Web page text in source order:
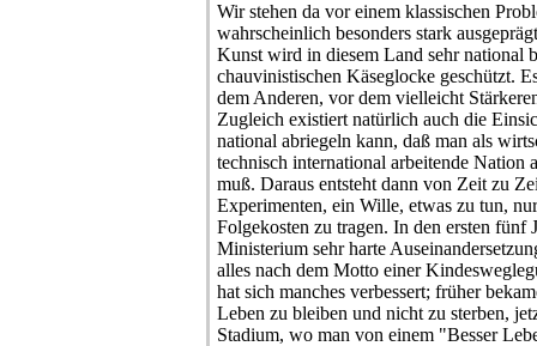
Wir stehen da vor einem klassischen
wahrscheinlich besonders stark
Kunst wird in diesem Land sehr national
chauvinistischen Käseglocke geschützt.
dem Anderen, vor dem vielleicht
Zugleich existiert natürlich auch die
national abriegeln kann, daß man als
technisch international arbeitende Nation
muß. Daraus entsteht dann von Zeit zu
Experimenten, ein Wille, etwas zu tun,
Folgekosten zu tragen. In den ersten fünf
Ministerium sehr harte
alles nach dem Motto einer
hat sich manches verbessert; früher
Leben zu bleiben und nicht zu sterben,
Stadium, wo man von einem "Besser